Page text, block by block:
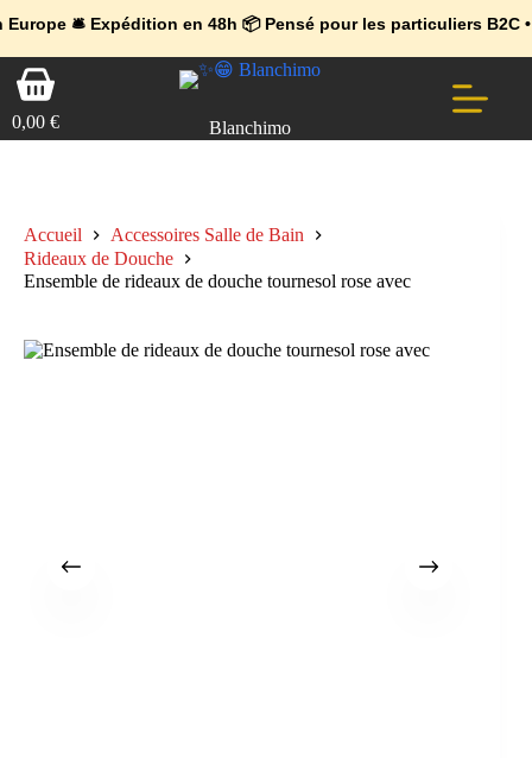
🛎️Expédition en 48h 📦 Pensé pour les particuliers B2C •
🔥 Déjà adopté par les pros 👉 Passez en Espace Pro B2B 📦
💼 Offres réservées aux professionnels 🚀 Rejoignez l’Espace Pro
PasserPanier
d’achat
0,00 € Blanchimo
Accueil
Accessoires Salle de Bain
Rideaux de Douche
Ensemble de rideaux de douche tournesol rose avec